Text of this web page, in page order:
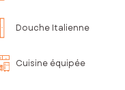
Douche Italienne
Cuisine équipée